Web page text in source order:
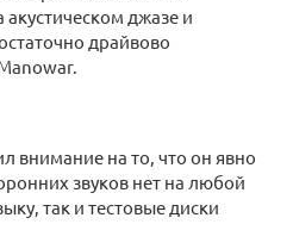
акустическом джазе и
драйвово
внимание на то, что он явно
звуков нет на любой
так и тестовые диски